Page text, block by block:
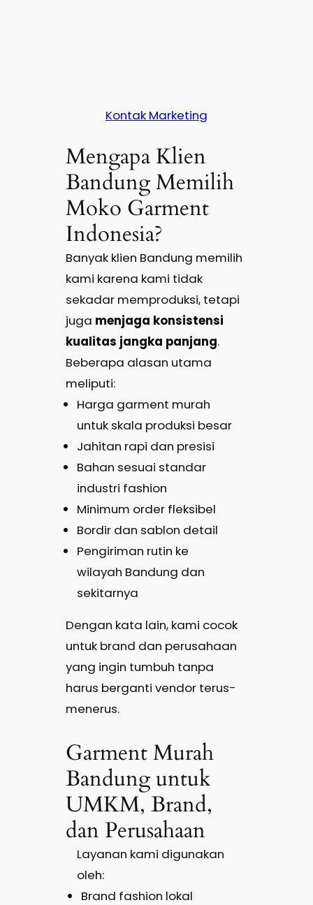
Kontak Marketing
Mengapa Klien
Bandung Memilih
Moko Garment
Indonesia?
Banyak klien Bandung memilih
kami karena kami tidak
sekadar memproduksi, tetapi
juga menjaga konsistensi
kualitas jangka panjang.
Beberapa alasan utama
meliputi:
Harga garment murah
untuk skala produksi besar
Jahitan rapi dan presisi
Bahan sesuai standar
industri fashion
Minimum order fleksibel
Bordir dan sablon detail
Pengiriman rutin ke
wilayah Bandung dan
sekitarnya
Dengan kata lain, kami cocok
untuk brand dan perusahaan
yang ingin tumbuh tanpa
harus berganti vendor terus-
menerus.
Garment Murah
Bandung untuk
UMKM, Brand,
dan Perusahaan
Layanan kami digunakan
oleh:
Brand fashion lokal